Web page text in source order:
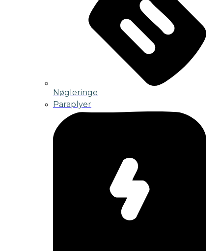
Nøgleringe
Paraplyer